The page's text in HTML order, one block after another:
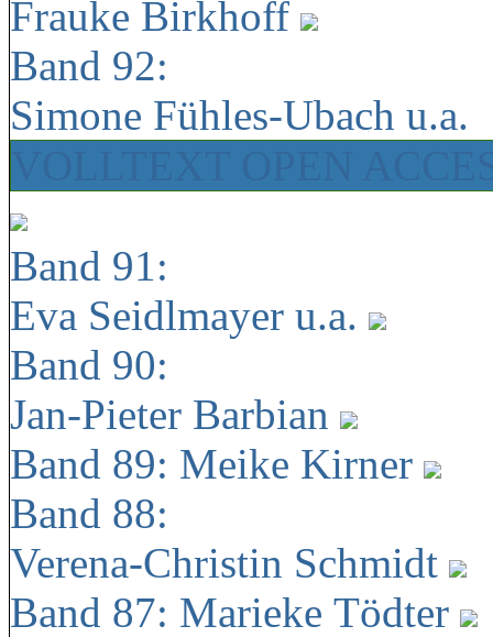
Frauke Birkhoff
Band 92:
Simone Fühles-Ubach u.a.
Band 91:
Eva Seidlmayer u.a.
Band 90:
Jan-Pieter Barbian
Band 89: Meike Kirner
Band 88:
Verena-Christin Schmidt
Band 87: Marieke Tödter